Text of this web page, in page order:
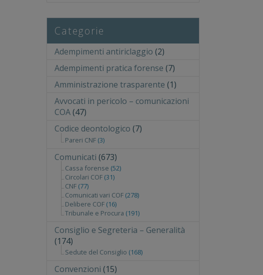
Categorie
Adempimenti antiriclaggio (2)
Adempimenti pratica forense (7)
Amministrazione trasparente (1)
Avvocati in pericolo – comunicazioni
COA(47)
Codice deontologico (7)
Pareri CNF (3)
Comunicati (673)
Cassa forense (52)
Circolari COF (31)
CNF (77)
Comunicati vari COF (278)
Delibere COF (16)
Tribunale e Procura (191)
Consiglio e Segreteria – Generalità
(174)
Sedute del Consiglio (168)
Convenzioni (15)